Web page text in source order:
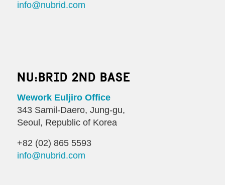
info@nubrid.com
NU:BRID 2ND BASE
Wework Euljiro Office
343 Samil-Daero, Jung-gu,
Seoul, Republic of Korea
+82 (02) 865 5593
info@nubrid.com